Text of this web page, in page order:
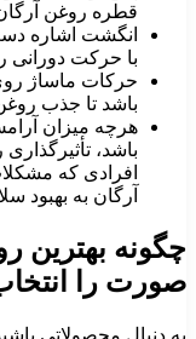
قطره روغن
انگشت اشاره
با حرکت دورانی
حرکات ماساژ
باشد تا جذب
هرچه میزان
باشد،
افرادی که
آرگان به بهبود
چگونه بهترین
صورت را